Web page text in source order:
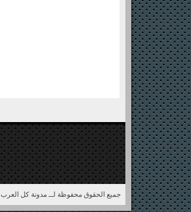
جميع الحقوق محفوظة لــ مدونة كل العرب 2020 ©